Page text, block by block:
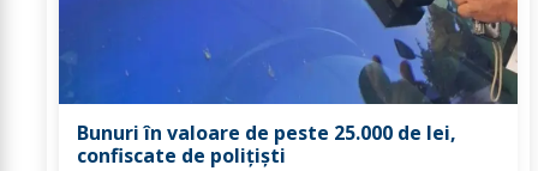
Bunuri în valoare de peste 25.000 de lei,
confiscate de polițiști